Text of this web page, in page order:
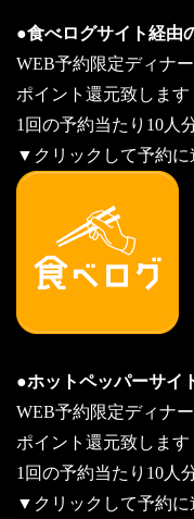
●食べログサイト経由
WEB予約限定ディナ
ポイント還元致します
1回の予約当たり10人
▼クリックして予約に
●ホットペッパーサイ
WEB予約限定ディナ
ポイント還元致します
1回の予約当たり10人
▼クリックして予約に